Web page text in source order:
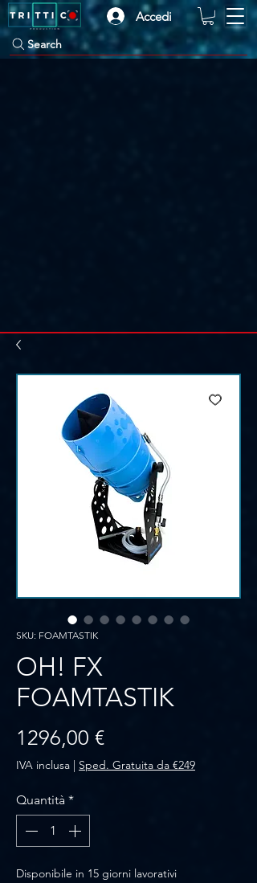
Accedi
Search
SKU: FOAMTASTIK
OH! FX
FOAMTASTIK
1296,00 €Prezzo
IVA inclusa | Sped. Gratuita da €249
Quantità *
Disponibile in 15 giorni lavorativi